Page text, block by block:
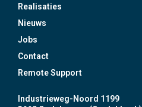
Realisaties
Nieuws
Jobs
Contact
Remote Support
Industrieweg-Noord 1199